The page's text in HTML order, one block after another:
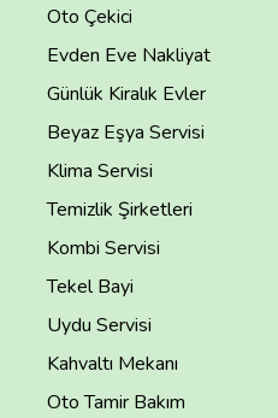
Oto Çekici
Evden Eve Nakliyat
Günlük Kiralık Evler
Beyaz Eşya Servisi
Klima Servisi
Temizlik Şirketleri
Kombi Servisi
Tekel Bayi
Uydu Servisi
Kahvaltı Mekanı
Oto Tamir Bakım